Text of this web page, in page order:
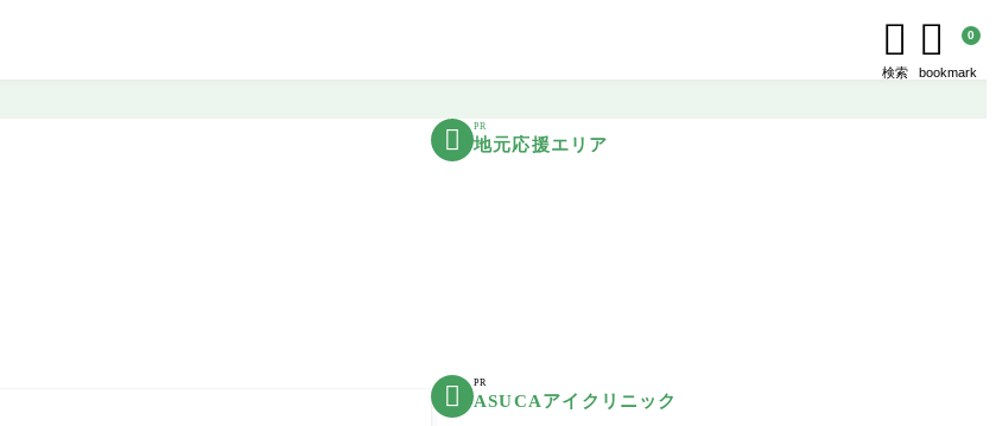

検索
 0
bookmark
 PR
地元応援エリア
 PR
ASUCAアイクリニック